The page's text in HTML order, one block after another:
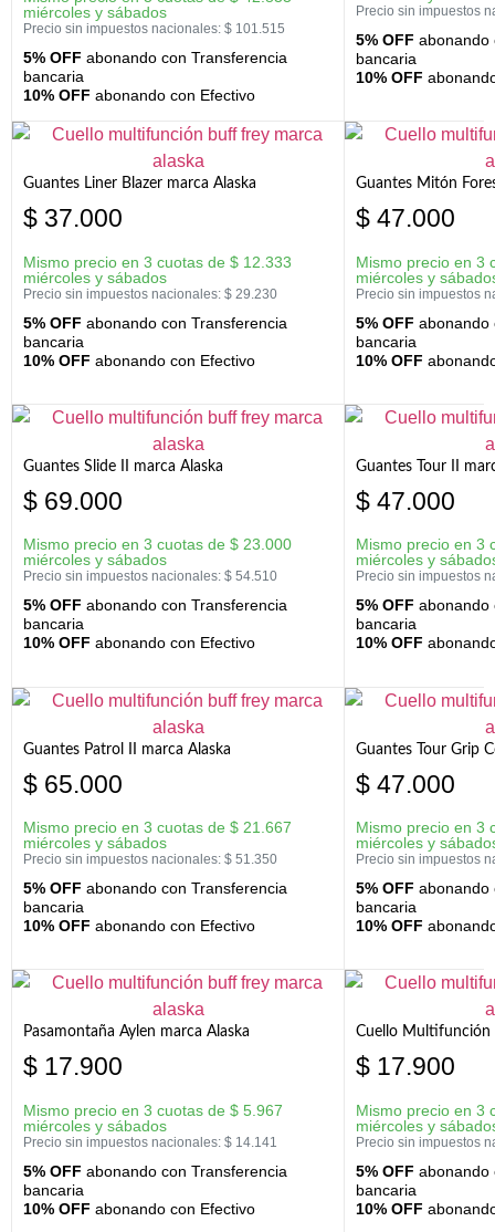
miércoles y sábados
Precio sin impuestos nacionales: $ 101.515
5% OFF abonando con Transferencia
bancaria
10% OFF abonando con Efectivo
Precio sin impuestos
5% OFF abonando
bancaria
10% OFF
Guantes Liner Blazer marca Alaska
$ 37.000
Mismo precio en 3 cuotas de $ 12.333
miércoles y sábados
Precio sin impuestos nacionales: $ 29.230
5% OFF abonando con Transferencia
bancaria
10% OFF abonando con Efectivo
Guantes Mitón
$ 47.000
Mismo precio en 3
miércoles y
Precio sin impuestos
5% OFF abonando
bancaria
10% OFF
Guantes Slide II marca Alaska
$ 69.000
Mismo precio en 3 cuotas de $ 23.000
miércoles y sábados
Precio sin impuestos nacionales: $ 54.510
5% OFF abonando con Transferencia
bancaria
10% OFF abonando con Efectivo
Guantes Tour II
$ 47.000
Mismo precio en 3
miércoles y
Precio sin impuestos
5% OFF abonando
bancaria
10% OFF
Guantes Patrol II marca Alaska
$ 65.000
Mismo precio en 3 cuotas de $ 21.667
miércoles y sábados
Precio sin impuestos nacionales: $ 51.350
5% OFF abonando con Transferencia
bancaria
10% OFF abonando con Efectivo
Guantes Tour Grip
$ 47.000
Mismo precio en 3
miércoles y
Precio sin impuestos
5% OFF abonando
bancaria
10% OFF
Pasamontaña Aylen marca Alaska
$ 17.900
Mismo precio en 3 cuotas de $ 5.967
miércoles y sábados
Precio sin impuestos nacionales: $ 14.141
5% OFF abonando con Transferencia
bancaria
10% OFF abonando con Efectivo
Cuello Multifunción
$ 17.900
Mismo precio en 3
miércoles y
Precio sin impuestos
5% OFF abonando
bancaria
10% OFF